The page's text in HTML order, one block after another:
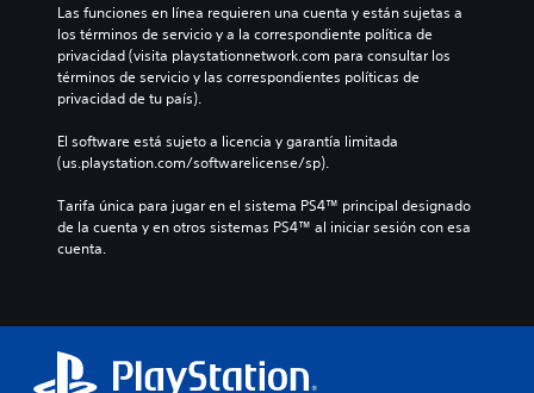
Las funciones en línea requieren una cuenta y están sujetas a
los términos de servicio y a la correspondiente política de
privacidad (visita playstationnetwork.com para consultar los
términos de servicio y las correspondientes políticas de
privacidad de tu país).
El software está sujeto a licencia y garantía limitada
(us.playstation.com/softwarelicense/sp).
Tarifa única para jugar en el sistema PS4™ principal designado
de la cuenta y en otros sistemas PS4™ al iniciar sesión con esa
cuenta.